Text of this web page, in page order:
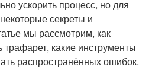
ускорить процесс, но для
секреты и
мы рассмотрим, как
трафарет, какие инструменты
распространённых ошибок.